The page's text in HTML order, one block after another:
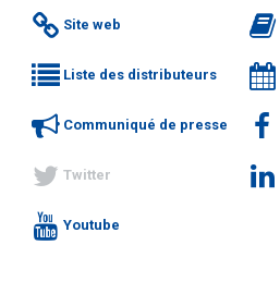
Site web
Liste des distributeurs
Communiqué de presse
Twitter
Youtube